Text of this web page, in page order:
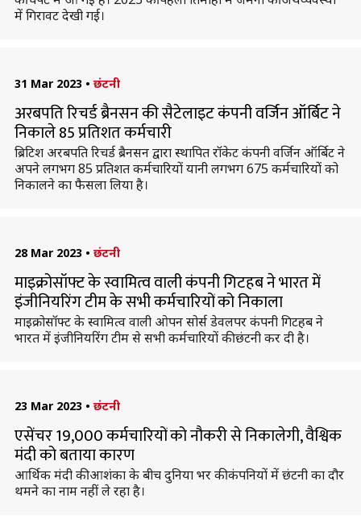
में गिरावट देखी गई।
31 Mar 2023 • छंटनी
अरबपति रिचर्ड ब्रैनसन की सैटेलाइट कंपनी वर्जिन ऑर्बिट ने
निकाले 85 प्रतिशत कर्मचारी
ब्रिटिश अरबपति रिचर्ड ब्रैनसन द्वारा स्थापित रॉकेट कंपनी वर्जिन ऑर्बिट ने
अपने लगभग 85 प्रतिशत कर्मचारियों यानी लगभग 675 कर्मचारियों को
निकालने का फैसला लिया है।
28 Mar 2023 • छंटनी
माइक्रोसॉफ्ट के स्वामित्व वाली कंपनी गिटहब ने भारत में
इंजीनियरिंग टीम के सभी कर्मचारियों को निकाला
माइक्रोसॉफ्ट के स्वामित्व वाली ओपन सोर्स डेवलपर कंपनी गिटहब ने
भारत में इंजीनियरिंग टीम से सभी कर्मचारियों की छंटनी कर दी है।
23 Mar 2023 • छंटनी
एसेंचर 19,000 कर्मचारियों को नौकरी से निकालेगी, वैश्विक
मंदी को बताया कारण
आर्थिक मंदी की आशंका के बीच दुनिया भर की कंपनियों में छंटनी का दौर
थमने का नाम नहीं ले रहा है।